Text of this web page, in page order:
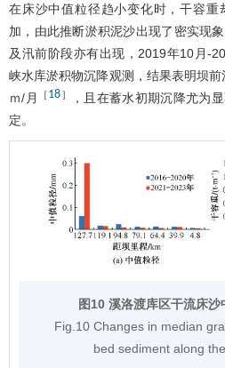
在床沙中值粒径趋小变化时，干容
加，由此推断淤积泥沙出现了密实现
及汛前阶段亦有出现，2019年10月-
峡水库淤积物沉降观测，结果表明坝
ｍ/月
［18］
，且在蓄水初期沉降尤为
定。
图10 溪洛渡库区干流床
Fig.10 Changes in median
bed sediment along